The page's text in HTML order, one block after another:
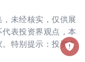
，未经核实，仅供展
表投资界观点，本
特别提示：投资有